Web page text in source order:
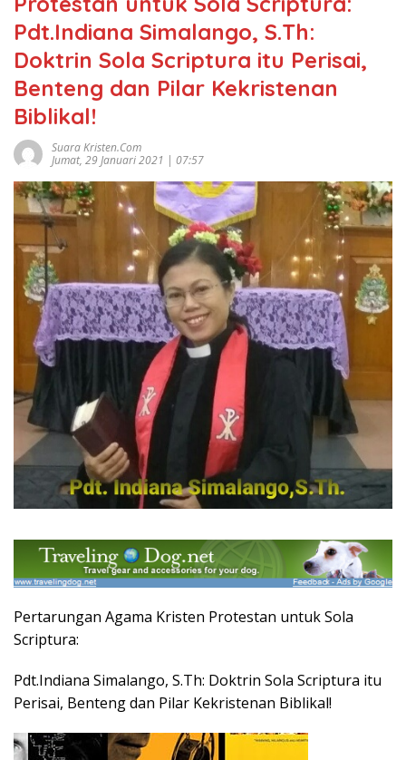
Pdt.Indiana Simalango, S.Th:
Doktrin Sola Scriptura itu Perisai,
Benteng dan Pilar Kekristenan
Biblikal!
Suara Kristen.com
Jumat, 29 Januari 2021 | 07:57
Pertarungan Agama Kristen Protestan untuk Sola
Scriptura:
Pdt.Indiana Simalango, S.Th: Doktrin Sola Scriptura itu
Perisai, Benteng dan Pilar Kekristenan Biblikal!